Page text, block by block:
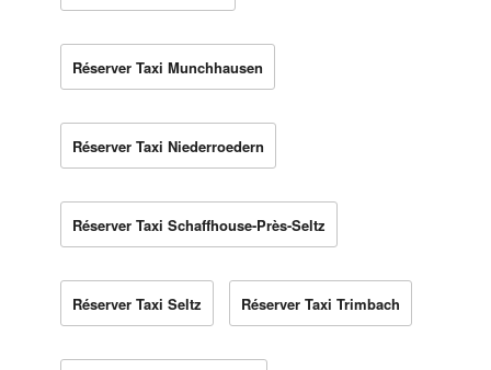
Réserver Taxi Munchhausen
Réserver Taxi Niederroedern
Réserver Taxi Schaffhouse-Près-Seltz
Réserver Taxi Seltz Réserver Taxi Trimbach